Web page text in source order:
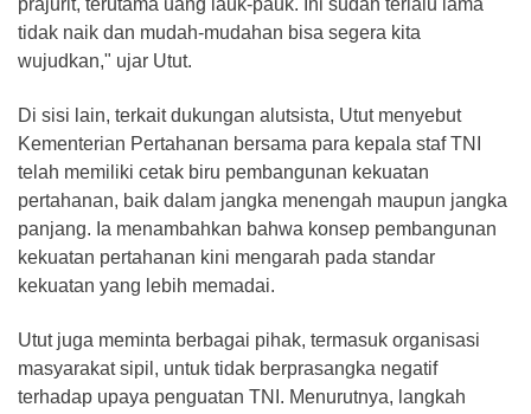
prajurit, terutama uang lauk-pauk. Ini sudah terlalu lama
tidak naik dan mudah-mudahan bisa segera kita
wujudkan," ujar Utut.
Di sisi lain, terkait dukungan alutsista, Utut menyebut
Kementerian Pertahanan bersama para kepala staf TNI
telah memiliki cetak biru pembangunan kekuatan
pertahanan, baik dalam jangka menengah maupun jangka
panjang. Ia menambahkan bahwa konsep pembangunan
kekuatan pertahanan kini mengarah pada standar
kekuatan yang lebih memadai.
Utut juga meminta berbagai pihak, termasuk organisasi
masyarakat sipil, untuk tidak berprasangka negatif
terhadap upaya penguatan TNI. Menurutnya, langkah